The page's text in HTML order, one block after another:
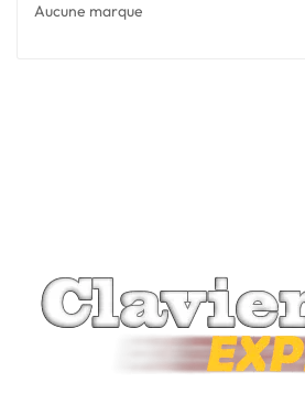
Aucune marque